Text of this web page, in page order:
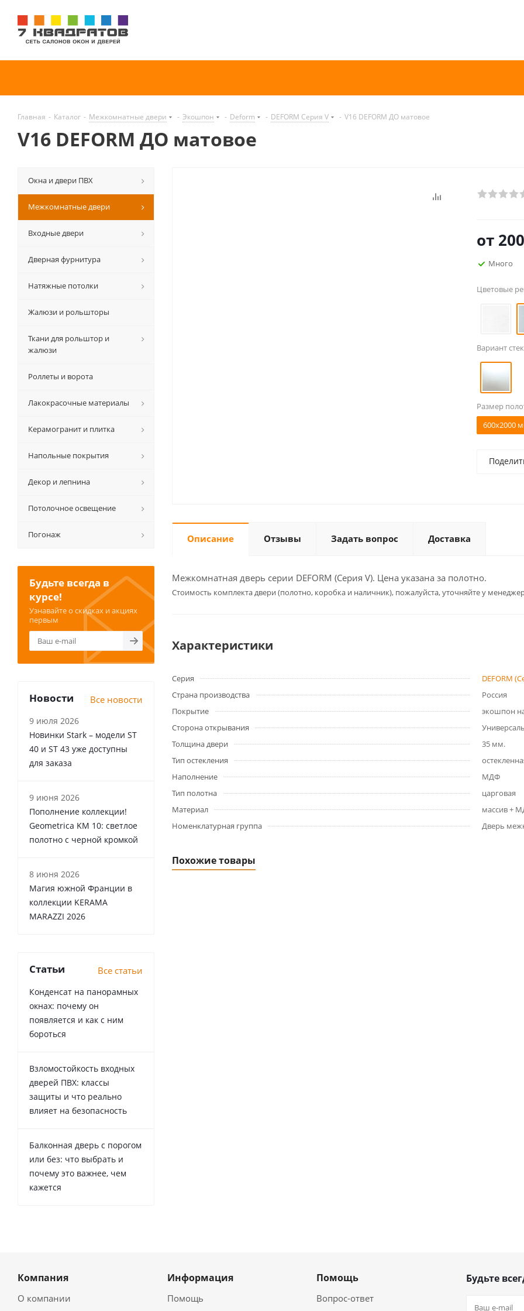
Главная - Каталог - Межкомнатные двери - Экошпон - Deform - DEFORM Серия V - V16 DEFORM ДО матовое
V16 DEFORM ДО матовое
от
Много
Цветовые
Вариант
Размер
600x2000
Описание Отзывы Задать вопрос Доставка
Межкомнатная дверь серии DEFORM (Серия V). Цена указана за полотно.
Cтоимость комплекта двери (полотно, коробка и наличник), пожалуйста, уточняйте у
Характеристики
Серия
DEFORM
Страна производства
Россия
Покрытие
экошпон
Сторона открывания
Толщина двери
35 мм.
Тип остекления
Наполнение
МДФ
Тип полотна
царговая
Материал
массив +
Номенклатурная группа
Дверь
Похожие товары
Окна и двери ПВХ
Межкомнатные двери
Входные двери
Дверная фурнитура
Натяжные потолки
Жалюзи и рольшторы
Ткани для рольштор и
жалюзи
Роллеты и ворота
Лакокрасочные материалы
Керамогранит и плитка
Напольные покрытия
Декор и лепнина
Потолочное освещение
Погонаж
Будьте всегда в
курсе!
Узнавайте о скидках и акциях
первым
Новости Все новости
9 июля 2026
Новинки Stark – модели ST
40 и ST 43 уже доступны
для заказа
9 июня 2026
Пополнение коллекции!
Geometrica KM 10: светлое
полотно с черной кромкой
8 июня 2026
Магия южной Франции в
коллекции KERAMA
MARAZZI 2026
Статьи Все статьи
Конденсат на панорамных
окнах: почему он
появляется и как с ним
бороться
Взломостойкость входных
дверей ПВХ: классы
защиты и что реально
влияет на безопасность
Балконная дверь с порогом
или без: что выбрать и
почему это важнее, чем
кажется
Компания
О компании
Информация
Помощь
Помощь
Вопрос-ответ
Будьте